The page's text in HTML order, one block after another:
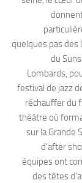
quelques pas des
du
Lombards,
festival de jazz
réchauffer du
théâtre où
sur la Grande
d’after
équipes ont
des têtes